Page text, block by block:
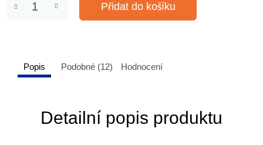
Přidat do košíku
Popis Podobné (12) Hodnocení
Detailní popis produktu